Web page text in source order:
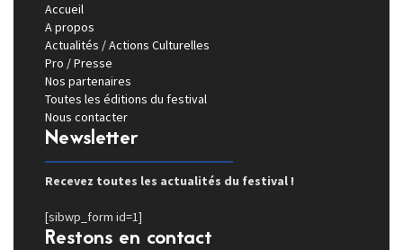
Accueil
A propos
Actualités / Actions Culturelles
Pro / Presse
Nos partenaires
Toutes les éditions du festival
Nous contacter
Newsletter
Recevez toutes les actualités du festival !
[sibwp_form id=1]
Restons en contact